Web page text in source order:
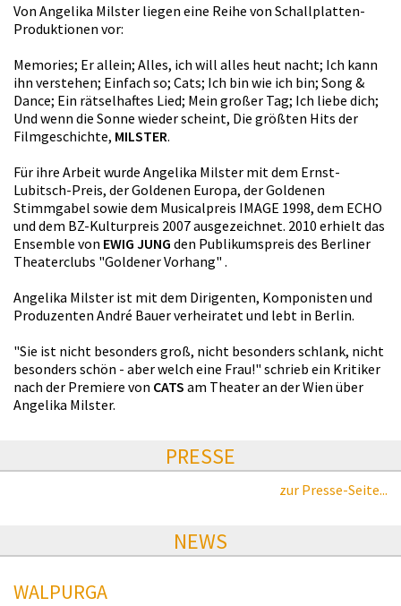
Von Angelika Milster liegen eine Reihe von Schallplatten-
Produktionen vor:
Memories; Er allein; Alles, ich will alles heut nacht; Ich kann
ihn verstehen; Einfach so; Cats; Ich bin wie ich bin; Song &
Dance; Ein rätselhaftes Lied; Mein großer Tag; Ich liebe dich;
Und wenn die Sonne wieder scheint, Die größten Hits der
Filmgeschichte, MILSTER.
Für ihre Arbeit wurde Angelika Milster mit dem Ernst-
Lubitsch-Preis, der Goldenen Europa, der Goldenen
Stimmgabel sowie dem Musicalpreis IMAGE 1998, dem ECHO
und dem BZ-Kulturpreis 2007 ausgezeichnet. 2010 erhielt das
Ensemble von EWIG JUNG den Publikumspreis des Berliner
Theaterclubs "Goldener Vorhang" .
Angelika Milster ist mit dem Dirigenten, Komponisten und
Produzenten André Bauer verheiratet und lebt in Berlin.
"Sie ist nicht besonders groß, nicht besonders schlank, nicht
besonders schön - aber welch eine Frau!" schrieb ein Kritiker
nach der Premiere von CATS am Theater an der Wien über
Angelika Milster.
PRESSE
zur Presse-Seite...
NEWS
WALPURGA